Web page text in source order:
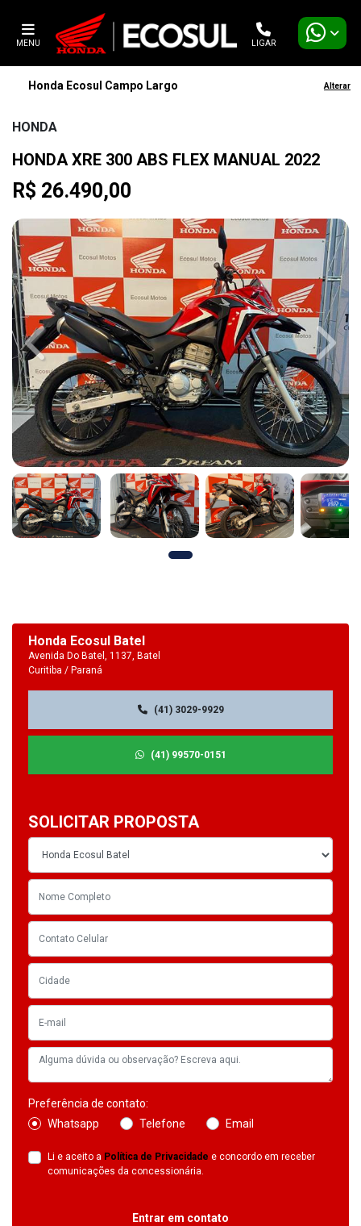
MENU LIGAR
Honda Ecosul Campo Largo Alterar
HONDA
HONDA XRE 300 ABS FLEX MANUAL 2022
R$ 26.490,00
Previous Next
Honda Ecosul Batel
Avenida Do Batel, 1137, Batel
Curitiba / Paraná
(41) 3029-9929
(41) 99570-0151
SOLICITAR PROPOSTA
Preferência de contato:
Whatsapp
Telefone Email
Li e aceito a Política de Privacidade e concordo em receber
comunicações da concessionária.
Entrar em contato